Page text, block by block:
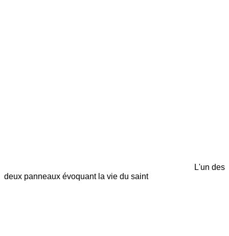
L'un des
deux panneaux évoquant la vie du saint